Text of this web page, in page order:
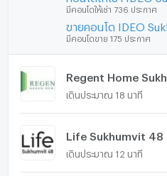
มีคอนโดให้เช่า 736 ประกาศ
ขายคอนโด IDEO
มีคอนโดขาย 175 ประกาศ
Regent Home
เดินประมาณ 18 นาที
Life Sukhumvit 48
เดินประมาณ 12 นาที